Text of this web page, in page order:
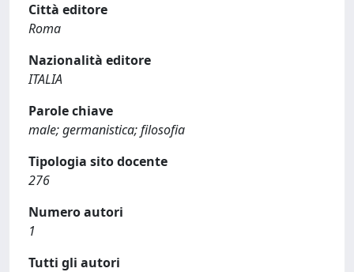
Città editore
Roma
Nazionalità editore
ITALIA
Parole chiave
male; germanistica; filosofia
Tipologia sito docente
276
Numero autori
1
Tutti gli autori